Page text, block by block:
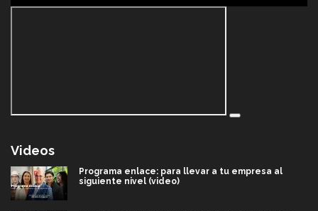
Videos
Programa enlace: para llevar a tu empresa al
siguiente nivel (video)